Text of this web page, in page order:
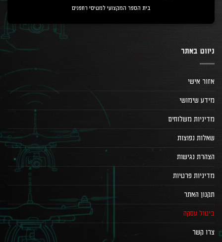
בית הספר המקצועי למטיסי רחפנים
ניווט באתר
אזור אישי
מידע שימושי
מדיניות משלוחים
שאלות נפוצות
הצהרת נגישות
מדיניות פרטיות
תקנון האתר
ביטול עסקה
צרו קשר